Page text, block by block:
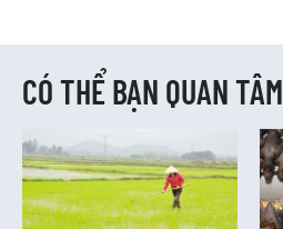
CÓ THỂ BẠN QUAN TÂM